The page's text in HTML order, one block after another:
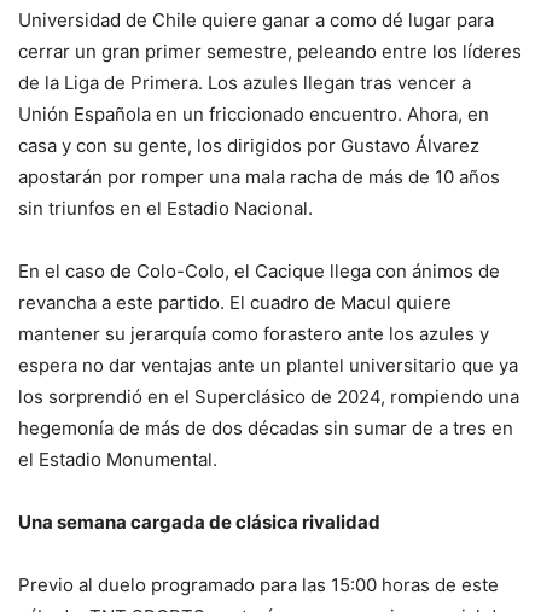
Universidad de Chile quiere ganar a como dé lugar para
cerrar un gran primer semestre, peleando entre los líderes
de la Liga de Primera. Los azules llegan tras vencer a
Unión Española en un friccionado encuentro. Ahora, en
casa y con su gente, los dirigidos por Gustavo Álvarez
apostarán por romper una mala racha de más de 10 años
sin triunfos en el Estadio Nacional.
En el caso de Colo-Colo, el Cacique llega con ánimos de
revancha a este partido. El cuadro de Macul quiere
mantener su jerarquía como forastero ante los azules y
espera no dar ventajas ante un plantel universitario que ya
los sorprendió en el Superclásico de 2024, rompiendo una
hegemonía de más de dos décadas sin sumar de a tres en
el Estadio Monumental.
Una semana cargada de clásica rivalidad
Previo al duelo programado para las 15:00 horas de este